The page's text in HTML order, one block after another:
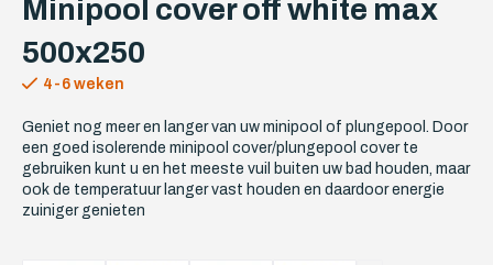
Minipool cover off white max
500x250
4-6 weken
Geniet nog meer en langer van uw minipool of plungepool. Door
een goed isolerende minipool cover/plungepool cover te
gebruiken kunt u en het meeste vuil buiten uw bad houden, maar
ook de temperatuur langer vast houden en daardoor energie
zuiniger genieten